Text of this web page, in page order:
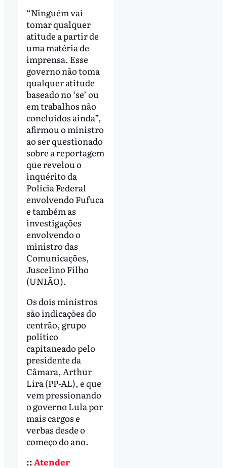
“Ninguém vai
tomar qualquer
atitude a partir de
uma matéria de
imprensa. Esse
governo não toma
qualquer atitude
baseado no ‘se’ ou
em trabalhos não
concluídos ainda”,
afirmou o ministro
ao ser questionado
sobre a reportagem
que revelou o
inquérito da
Polícia Federal
envolvendo Fufuca
e também as
investigações
envolvendo o
ministro das
Comunicações,
Juscelino Filho
(UNIÃO).
Os dois ministros
são indicações do
centrão, grupo
político
capitaneado pelo
presidente da
Câmara, Arthur
Lira (PP-AL), e que
vem pressionando
o governo Lula por
mais cargos e
verbas desde o
começo do ano.
::Atender